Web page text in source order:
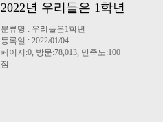
2022년 우리들은 1학년
분류명 : 우리들은1학년
등록일 : 2022/01/04
페이지:0, 방문:78,013, 만족도:100
점